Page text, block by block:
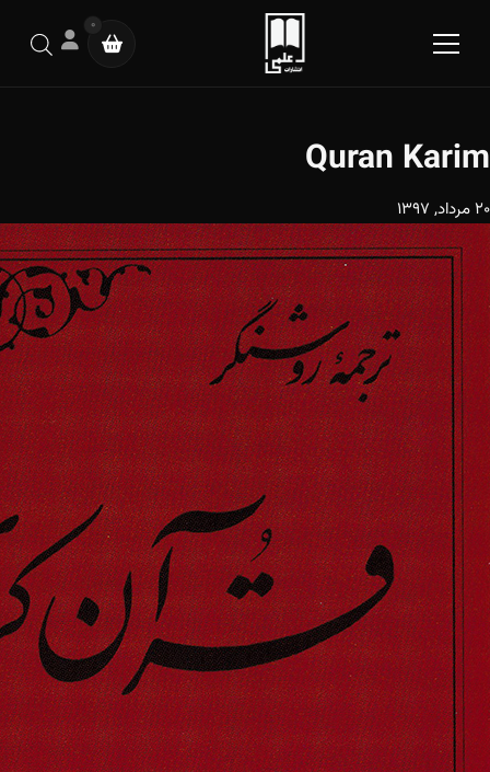
0
Quran Karim
20 مرداد, 1397